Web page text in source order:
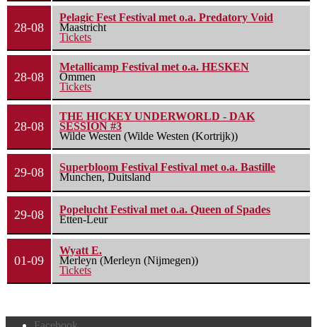
28-08
Pelagic Fest Festival met o.a. Predatory Void
Maastricht
Tickets
28-08
Metallicamp Festival met o.a. HESKEN
Ommen
Tickets
28-08
THE HICKEY UNDERWORLD - DAK
SESSION #3
Wilde Westen (Wilde Westen (Kortrijk))
29-08
Superbloom Festival Festival met o.a. Bastille
Munchen, Duitsland
29-08
Popelucht Festival met o.a. Queen of Spades
Etten-Leur
01-09
Wyatt E.
Merleyn (Merleyn (Nijmegen))
Tickets